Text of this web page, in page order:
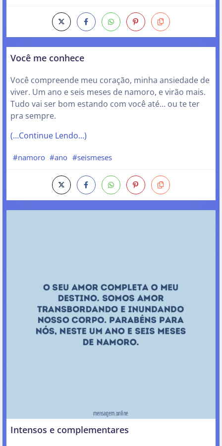
Você me conhece
Você compreende meu coração, minha ansiedade de
viver. Um ano e seis meses de namoro, e virão mais.
Tudo vai ser bom estando com você até… ou te ter
pra sempre.
(…Continue Lendo…)
#namoro #ano #seismeses
Intensos e complementares